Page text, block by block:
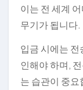
이는 전 세계
무기가 됩니다.
입금 시에는
인해야 하며,
는 습관이 중